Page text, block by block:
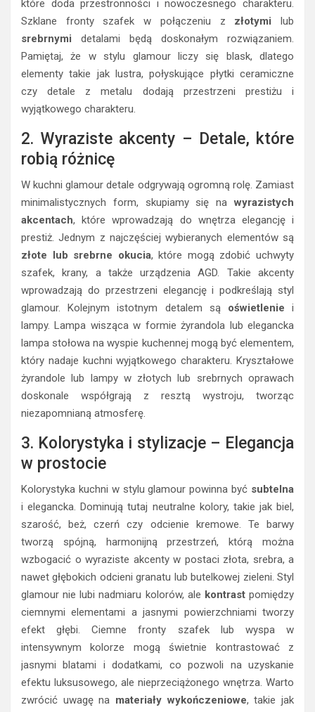
które doda przestronności i nowoczesnego charakteru.
Szklane fronty szafek w połączeniu z złotymi lub
srebrnymi detalami będą doskonałym rozwiązaniem.
Pamiętaj, że w stylu glamour liczy się blask, dlatego
elementy takie jak lustra, połyskujące płytki ceramiczne
czy detale z metalu dodają przestrzeni prestiżu i
wyjątkowego charakteru.
2. Wyraziste akcenty – Detale, które
robią różnicę
W kuchni glamour detale odgrywają ogromną rolę. Zamiast
minimalistycznych form, skupiamy się nawyrazistych
akcentach, które wprowadzają do wnętrza elegancję i
prestiż. Jednym z najczęściej wybieranych elementów są
złote lub srebrne okucia, które mogą zdobić uchwyty
szafek, krany, a także urządzenia AGD. Takie akcenty
wprowadzają do przestrzeni elegancję i podkreślają styl
glamour. Kolejnym istotnym detalem są oświetlenie i
lampy. Lampa wisząca w formie żyrandola lub elegancka
lampa stołowa na wyspie kuchennej mogą być elementem,
który nadaje kuchni wyjątkowego charakteru. Kryształowe
żyrandole lub lampy w złotych lub srebrnych oprawach
doskonale współgrają z resztą wystroju, tworząc
niezapomnianą atmosferę.
3. Kolorystyka i stylizacje – Elegancja
w prostocie
Kolorystyka kuchni w stylu glamour powinna być subtelna
i elegancka. Dominują tutaj neutralne kolory, takie jak biel,
szarość, beż, czerń czy odcienie kremowe. Te barwy
tworzą spójną, harmonijną przestrzeń, którą można
wzbogacić o wyraziste akcenty w postaci złota, srebra, a
nawet głębokich odcieni granatu lub butelkowej zieleni. Styl
glamour nie lubi nadmiaru kolorów, ale kontrastpomiędzy
ciemnymi elementami a jasnymi powierzchniami tworzy
efekt głębi. Ciemne fronty szafek lub wyspa w
intensywnym kolorze mogą świetnie kontrastować z
jasnymi blatami i dodatkami, co pozwoli na uzyskanie
efektu luksusowego, ale nieprzeciążonego wnętrza. Warto
zwrócić uwagę na materiały wykończeniowe, takie jak